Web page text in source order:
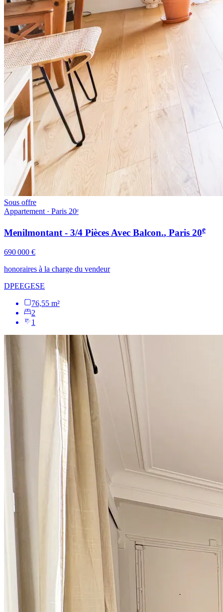
Sous offre
Appartement · Paris 20ᵉ
Menilmontant - 3/4 Pièces Avec Balcon., Paris 20e
690 000 €
honoraires à la charge du vendeur
DPEEGESE
76,55 m²
2
1